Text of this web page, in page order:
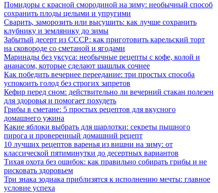
Помидоры с красной смородиной на зиму: необычный способ
сохранить плоды целыми и упругими
Сварить, заморозить или высушить: как лучше сохранить
клубнику и землянику до зимы
Забытый десерт из СССР: как приготовить карельский торт
на сковороде со сметаной и ягодами
Маринады без уксуса: необычные рецепты с кофе, колой и
ананасом, которые сделают шашлык сочнее
Как победить вечернее переедание: три простых способа
успокоить голод без строгих запретов
Кефир перед сном: действительно ли вечерний стакан полезен
для здоровья и помогает похудеть
Грибы в сметане: 5 простых рецептов для вкусного
домашнего ужина
Какие яблоки выбрать для шарлотки: секреты пышного
пирога и проверенный домашний рецепт
10 лучших рецептов варенья из вишни на зиму: от
классической пятиминутки до десертных вариантов
Тихая охота без ошибок: как правильно собирать грибы и не
рисковать здоровьем
Три знака зодиака приблизятся к исполнению мечты: главное
условие успеха